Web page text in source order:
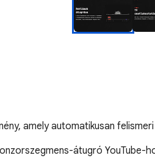
amely automatikusan
átugró YouTube-